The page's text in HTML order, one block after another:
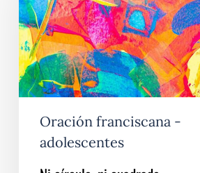
Oración franciscana -
adolescentes